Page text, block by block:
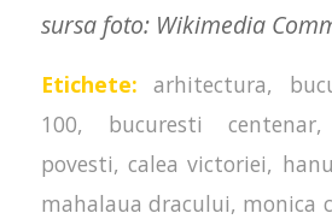
sursa foto: Wikimedia
Etichete: arhitectura,
100, bucuresti centenar
povesti, calea victoriei,
mahalaua dracului, monica